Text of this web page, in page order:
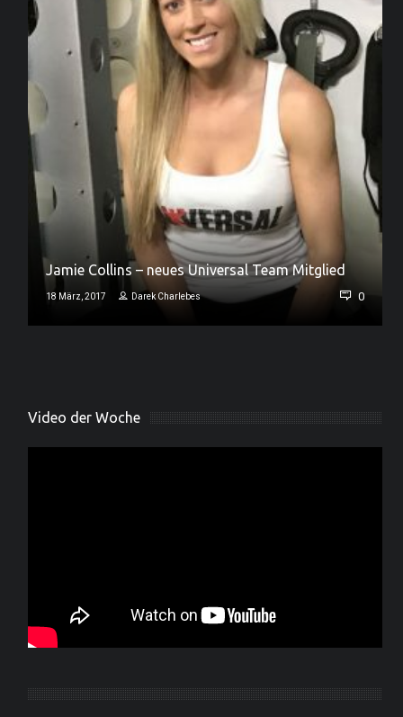
Jamie Collins – neues Universal Team Mitglied
Off-Season Quadrizeps Training mit IFBB Pro
John Jewett
30 Jan., 2017 Darek Charlebes 0
Video der Woche